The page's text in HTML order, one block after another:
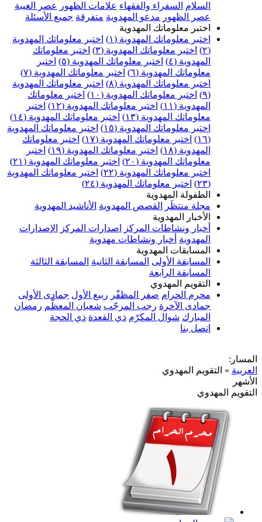
السلام السفراء والفقهاء علامات الظهور
عصر الغيبة
عصر الظهور مدعو المهدوية متفرقة جميع الأسئلة
اختبر معلوماتك المهدوية
اختبر معلوماتك المهدوية (١)
اختبر معلوماتك المهدوية
(٢)
اختبر معلوماتك المهدوية (٣)
اختبر معلوماتك
المهدوية (٤)
اختبر معلوماتك المهدوية (٥)
اختبر
معلوماتك المهدوية (٦)
اختبر معلوماتك المهدوية (٧)
اختبر معلوماتك المهدوية (٨)
اختبر معلوماتك المهدوية
(٩)
اختبر معلوماتك المهدوية (١٠)
اختبر معلوماتك
المهدوية (١١)
اختبر معلوماتك المهدوية (١٢)
اختبر
معلوماتك المهدوية (١٣)
اختبر معلوماتك المهدوية (١٤)
اختبر معلوماتك المهدوية (١٥)
اختبر معلوماتك المهدوية
(١٦)
اختبر معلوماتك المهدوية (١٧)
اختبر معلوماتك
المهدوية (١٨)
اختبر معلوماتك المهدوية (١٩)
اختبر
معلوماتك المهدوية (٢٠)
اختبر معلوماتك المهدوية (٢١)
اختبر معلوماتك المهدوية (٢٢)
اختبر معلوماتك المهدوية
(٢٣)
اختبر معلوماتك المهدوية (٢٤)
الطفولة المهدوية
مجلة منتظَر
القصص المهدوية الأناشيد المهدوية
الأخبار المهدوية
أخبار ونشاطات المركز
اصدارات المركز
الإصدارات
المهدوية أخبار ونشاطات مهدوية
المسابقات المهدوية
المسابقة الأولى المسابقة الثانية المسابقة الثالثة
المسابقة الرابعة
التقويم المهدوي
محرم الحرام صفر المظفّر ربيع الأول جمادى الأولى
جمادى الآخرة رجب المرجّب شعبان المعظّم رمضان
المبارك شوال المكرّم ذي القعدة ذي الحجة
اتصل بنا
المسار:
العربية » التقويم المهدوي
الأشهر
التقويم المهدوي